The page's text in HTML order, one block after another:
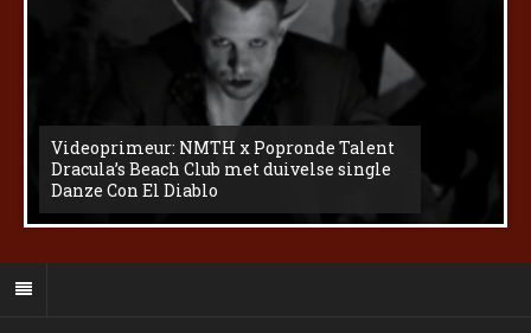
Videoprimeur: NMTH x Popronde Talent
Dracula’s Beach Club met duivelse single
Danze Con El Diablo